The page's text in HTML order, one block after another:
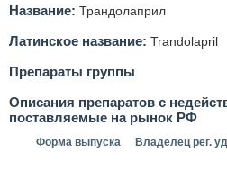
Название: Трандолаприл
Латинское название: Trandolapril
Препараты группы
Описания препаратов с
поставляемые на рынок РФ
Форма выпуска Владелец рег.